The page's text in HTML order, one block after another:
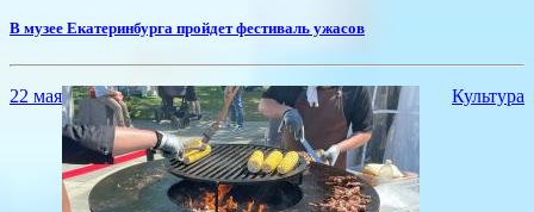
​В музее Екатеринбурга пройдет фестиваль ужасов
22 мая Культура